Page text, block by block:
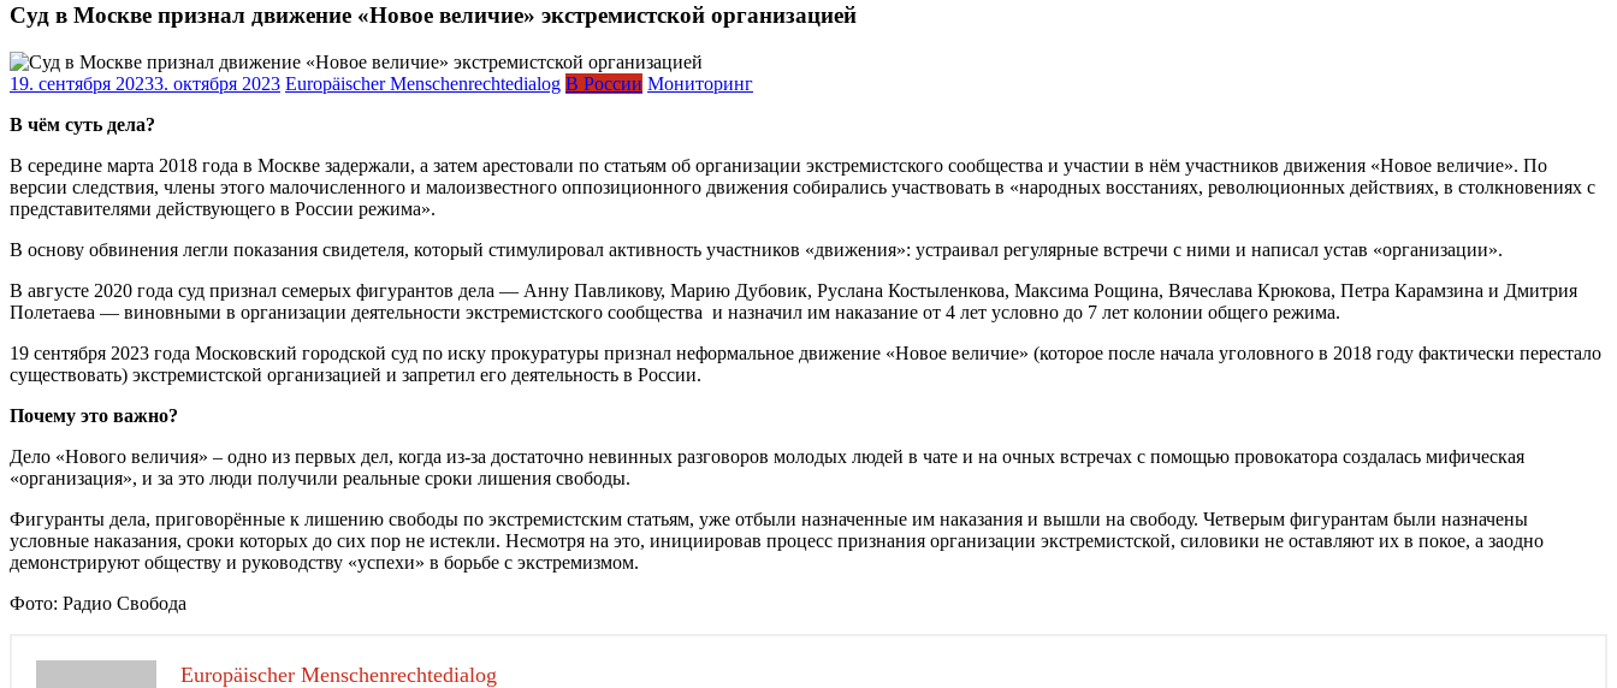
Суд в Москве признал движение «Новое величие» экстремистской организацией
19. сентября 20233. октября 2023 Europäischer Menschenrechtedialog В России Мониторинг
В чём суть дела?
В середине марта 2018 года в Москве задержали, а затем арестовали по статьям об организации экстремистского сообщества и участии в нём участников движения «Новое величие». По
версии следствия, члены этого малочисленного и малоизвестного оппозиционного движения собирались участвовать в «народных восстаниях, революционных действиях, в столкновениях с
представителями действующего в России режима».
В основу обвинения легли показания свидетеля, который стимулировал активность участников «движения»: устраивал регулярные встречи с ними и написал устав «организации».
В августе 2020 года суд признал семерых фигурантов дела — Анну Павликову, Марию Дубовик, Руслана Костыленкова, Максима Рощина, Вячеслава Крюкова, Петра Карамзина и Дмитрия
Полетаева — виновными в организации деятельности экстремистского сообщества и назначил им наказание от 4 лет условно до 7 лет колонии общего режима.
19 сентября 2023 года Московский городской суд по иску прокуратуры признал неформальное движение «Новое величие» (которое после начала уголовного в 2018 году фактически перестало
существовать) экстремистской организацией и запретил его деятельность в России.
Почему это важно?
Дело «Нового величия» – одно из первых дел, когда из-за достаточно невинных разговоров молодых людей в чате и на очных встречах с помощью провокатора создалась мифическая
«организация», и за это люди получили реальные сроки лишения свободы.
Фигуранты дела, приговорённые к лишению свободы по экстремистским статьям, уже отбыли назначенные им наказания и вышли на свободу. Четверым фигурантам были назначены
условные наказания, сроки которых до сих пор не истекли. Несмотря на это, инициировав процесс признания организации экстремистской, силовики не оставляют их в покое, а заодно
демонстрируют обществу и руководству «успехи» в борьбе с экстремизмом.
Фото: Радио Свобода
Europäischer Menschenrechtedialog